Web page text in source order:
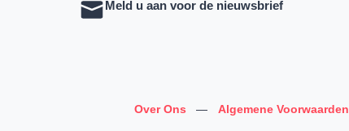
Meld u aan voor de nieuwsbrief
Over Ons — Algemene Voorwaarden